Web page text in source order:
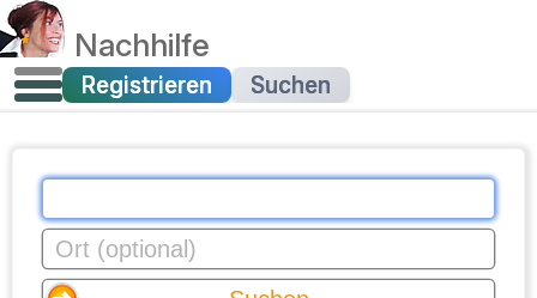
Nachhilfe
Registrieren Suchen